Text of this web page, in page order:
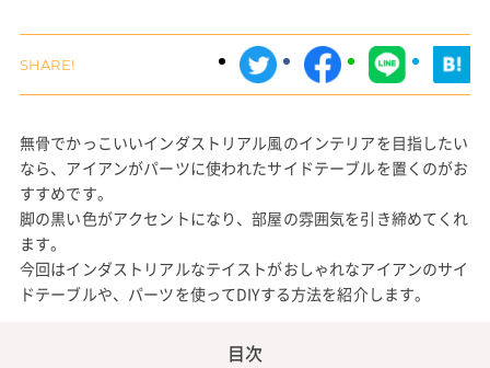
無骨でかっこいいインダストリアル風のインテリアを目指したい
なら、アイアンがパーツに使われたサイドテーブルを置くのがお
すすめです。
脚の黒い色がアクセントになり、部屋の雰囲気を引き締めてくれ
ます。
今回はインダストリアルなテイストがおしゃれなアイアンのサイ
ドテーブルや、パーツを使ってDIYする方法を紹介します。
目次